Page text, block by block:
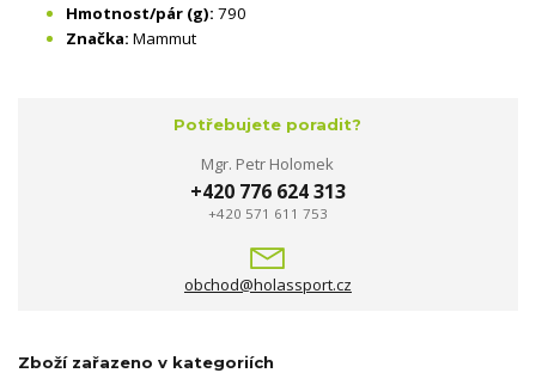
Hmotnost/pár (g): 790
Značka: Mammut
Potřebujete poradit?
Mgr. Petr Holomek
+420 776 624 313
+420 571 611 753
obchod@holassport.cz
Zboží zařazeno v kategoriích